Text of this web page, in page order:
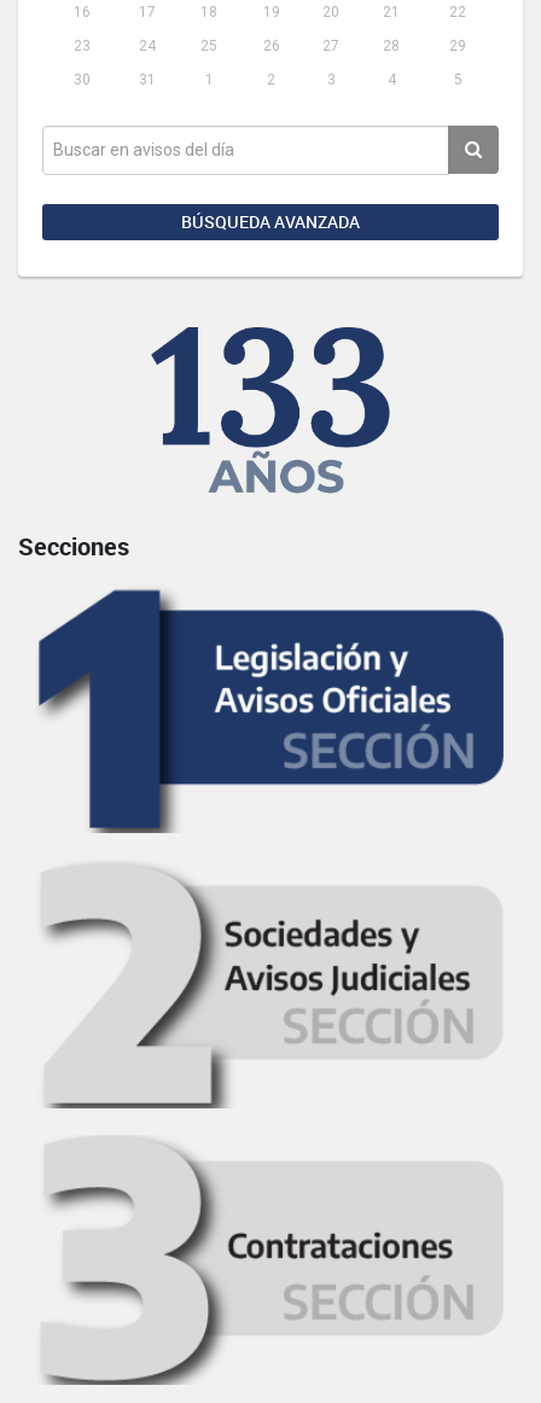
16
17 18 19 20 21
22
23
24 25 26 27 28
29
30
31 1 2 3 4 5
BÚSQUEDA AVANZADA
Secciones